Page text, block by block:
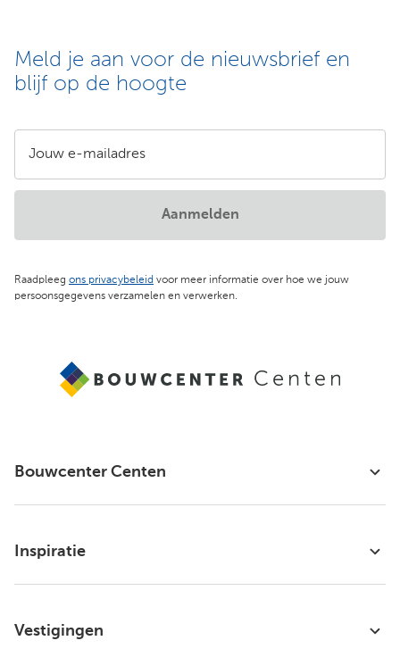
Meld je aan voor de nieuwsbrief en
blijf op de hoogte
Jouw e-mailadres
Raadpleeg ons privacybeleid voor meer informatie over hoe we jouw
persoonsgegevens verzamelen en verwerken.
Aanmelden
Bouwcenter Centen
Inspiratie
Vestigingen